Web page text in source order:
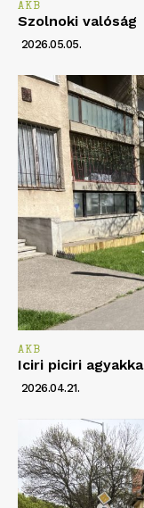
AKB
Szolnoki valóság
2026.05.05.
AKB
Iciri piciri
2026.04.21.